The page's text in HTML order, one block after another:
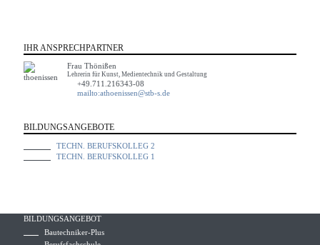
IHR ANSPRECHPARTNER
Frau Thönißen
Lehrerin für Kunst, Medientechnik und Gestaltung
+49.711.216343-08
mailto:athoenissen@stb-s.de
BILDUNGSANGEBOTE
TECHN. BERUFSKOLLEG 2
TECHN. BERUFSKOLLEG 1
BILDUNGSANGEBOT
Bautechniker-Plus